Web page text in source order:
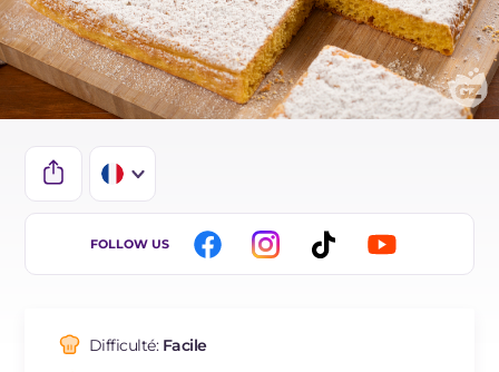
IT
DE
FOLLOW US
Difficulté: Facile